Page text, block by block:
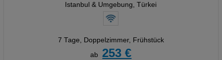
Istanbul & Umgebung, Türkei
7 Tage, Doppelzimmer, Frühstück
ab
253 €